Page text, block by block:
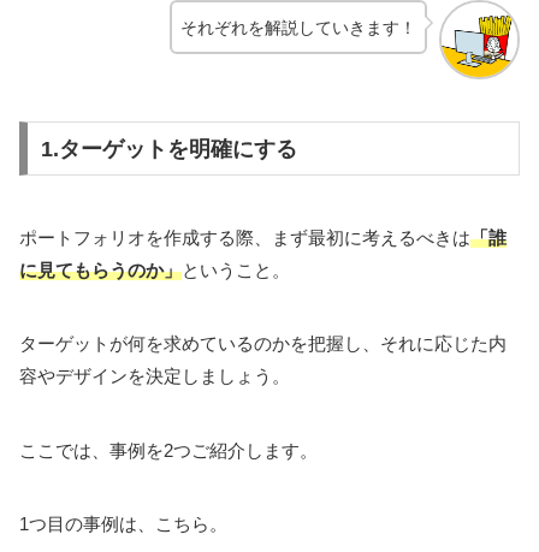
それぞれを解説していきます！
1.ターゲットを明確にする
ポートフォリオを作成する際、まず最初に考えるべきは「誰
に見てもらうのか」ということ。
ターゲットが何を求めているのかを把握し、それに応じた内
容やデザインを決定しましょう。
ここでは、事例を2つご紹介します。
1つ目の事例は、こちら。